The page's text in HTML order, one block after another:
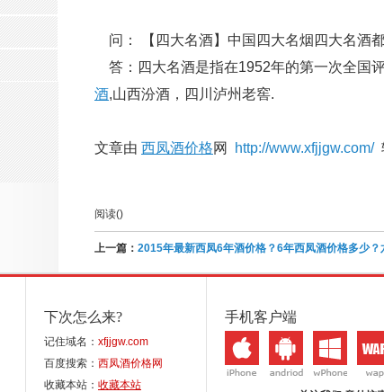
问： 【四大名酒】中国四大名烟四大名酒
答：四大名酒是指在1952年的第一次全国
酒,山西汾酒，四川泸州老窖.
文章由 西凤酒价格网 http://www.xfjjgw.com/
阅读()
上一篇： 2015年最新西凤6年酒价格？6年西凤酒价格多少？
下次怎么来?
记住域名： xfjjgw.com
百度搜索： 西凤酒价格网
收藏本站： 收藏本站
手机客户端